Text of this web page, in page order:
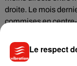
droite. Le mois
commises en
de gauche, par des
individus doivent
Le respect